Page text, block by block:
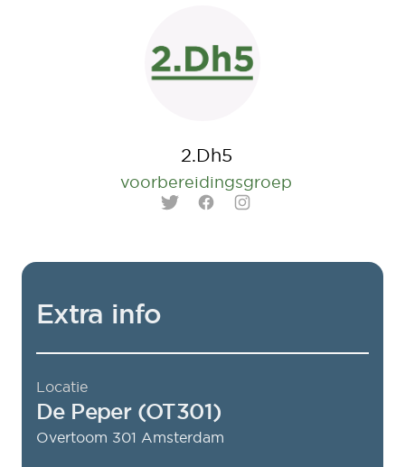
2.Dh5
voorbereidingsgroep
TwitterFacebookInstagram
Extra info
Locatie
De Peper (OT301)
Overtoom 301 Amsterdam